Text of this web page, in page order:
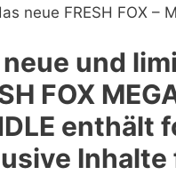
neue FRESH FOX –
neue und
FOX
enthält
Inhalte